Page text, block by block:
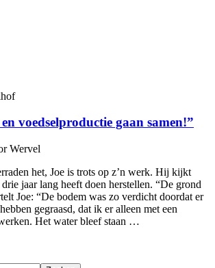
voedselproductie gaan samen!”
Wervel
het, Joe is trots op z’n werk. Hij kijkt
jaar lang heeft doen herstellen. “De grond
Joe: “De bodem was zo verdicht doordat er
gegraasd, dat ik er alleen met een
Het water bleef staan …